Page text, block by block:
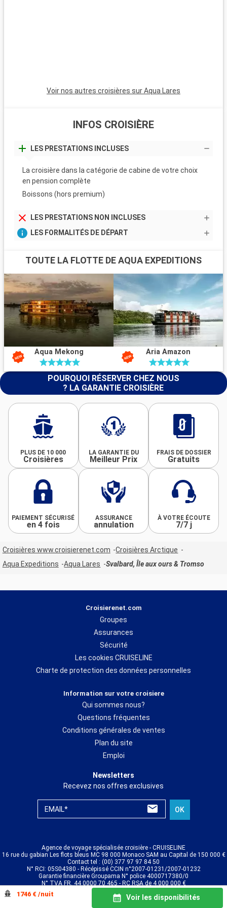
1746 € /nuit Voir les disponibilités
Voir nos autres croisières sur Aqua Lares
INFOS CROISIÈRE
LES PRESTATIONS INCLUSES
La croisière dans la catégorie de cabine de votre choix
en pension complète
Boissons (hors premium)
LES PRESTATIONS NON INCLUSES
LES FORMALITÉS DE DÉPART
TOUTE LA FLOTTE DE AQUA EXPEDITIONS
Aqua Mekong Aria Amazon
POURQUOI RÉSERVER CHEZ NOUS
? LA GARANTIE CROISIÈRE
PLUS DE 10 000
Croisières
LA GARANTIE DU
Meilleur Prix
FRAIS DE DOSSIER
Gratuits
PAIEMENT SÉCURISÉ
en 4 fois
ASSURANCE
annulation
À VOTRE ÉCOUTE
7/7 j
Croisières www.croisierenet.com
Croisières Arctique
Aqua Expeditions
Aqua Lares Svalbard, Île aux ours & Tromso
Croisierenet.com
Groupes
Assurances
Sécurité
Les cookies CRUISELINE
Charte de protection des données personnelles
Information sur votre croisiere
Qui sommes nous?
Questions fréquentes
Conditions générales de ventes
Plan du site
Emploi
Newsletters
Recevez nos offres exclusives
EMAIL* OK
Agence de voyage spécialisée croisière - CRUISELINE
16 rue du gabian Les flots bleus MC 98 000 Monaco SAM au Capital de 150 000 €
Contact tel : (00) 377 97 97 84 50
N° RCI: 05S04380 - Récépissé CCIN n°2007-01231/2007-01232
Garantie financière Groupama N° police 4000717380/0
N° TVA FR. 44 0000 70 465 - RC RSA de 4 000 000 €
© CRUISELINE 2026 - all rights reserved